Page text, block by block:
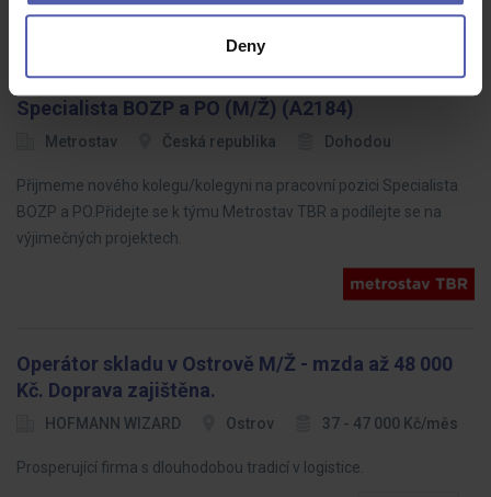
Deny
Specialista BOZP a PO (M/Ž) (A2184)
Metrostav Česká republika Dohodou
Přijmeme nového kolegu/kolegyni na pracovní pozici Specialista
BOZP a PO.Přidejte se k týmu Metrostav TBR a podílejte se na
výjimečných projektech.
Operátor skladu v Ostrově M/Ž - mzda až 48 000
Kč. Doprava zajištěna.
HOFMANN WIZARD Ostrov 37 - 47 000 Kč/měs
Prosperující firma s dlouhodobou tradicí v logistice.